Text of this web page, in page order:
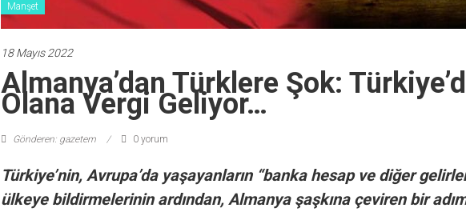
Manşet
18 Mayıs 2022
Almanya’dan Türklere Şok:
Olana Vergi Geliyor…
Gönderen: gazetem 0 yorum
Türkiye’nin, Avrupa’da yaşayanların “banka hesap ve diğer
ülkeye bildirmelerinin ardından, Almanya şaşkına çeviren bir